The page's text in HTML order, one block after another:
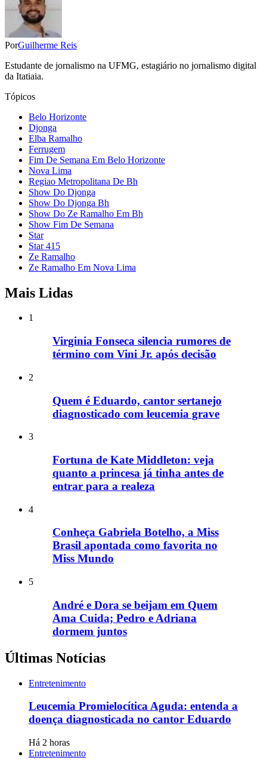
PorGuilherme Reis
Estudante de jornalismo na UFMG, estagiário no jornalismo digital
da Itatiaia.
Tópicos
Belo Horizonte
Djonga
Elba Ramalho
Ferrugem
Fim De Semana Em Belo Horizonte
Nova Lima
Regiao Metropolitana De Bh
Show Do Djonga
Show Do Djonga Bh
Show Do Ze Ramalho Em Bh
Show Fim De Semana
Star
Star 415
Ze Ramalho
Ze Ramalho Em Nova Lima
Mais Lidas
1
Virginia Fonseca silencia rumores de
término com Vini Jr. após decisão
2
Quem é Eduardo, cantor sertanejo
diagnosticado com leucemia grave
3
Fortuna de Kate Middleton: veja
quanto a princesa já tinha antes de
entrar para a realeza
4
Conheça Gabriela Botelho, a Miss
Brasil apontada como favorita no
Miss Mundo
5
André e Dora se beijam em Quem
Ama Cuida; Pedro e Adriana
dormem juntos
Últimas Notícias
Entretenimento
Leucemia Promielocítica Aguda: entenda a
doença diagnosticada no cantor Eduardo
Há 2 horas
Entretenimento